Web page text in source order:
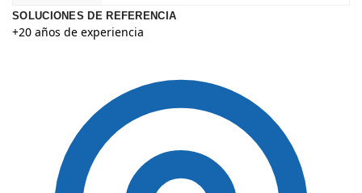
SOLUCIONES DE REFERENCIA
+20 años de experiencia